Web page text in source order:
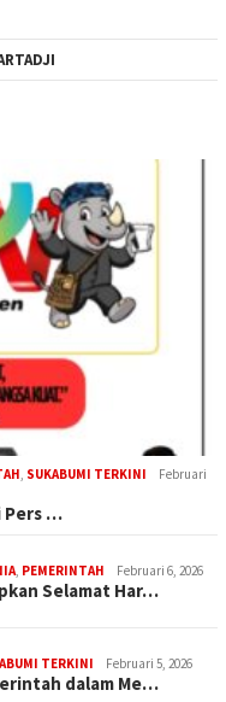
, SUKABUMI TERKINI
Februari
Pers …
, PEMERINTAH Februari 6, 2026
Selamat Har…
TERKINI Februari 5, 2026
dalam Me…